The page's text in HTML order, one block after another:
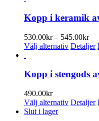
väljas
har
flera
varianter.
De
olika
väljas
Kopp i keramik
530.00kr – 545.00kr
Välj alternativ Den
har
flera
De
olika
Detaljer
Kopp i stengods
490.00kr
Välj alternativ Den
Detaljer
Slut i lager